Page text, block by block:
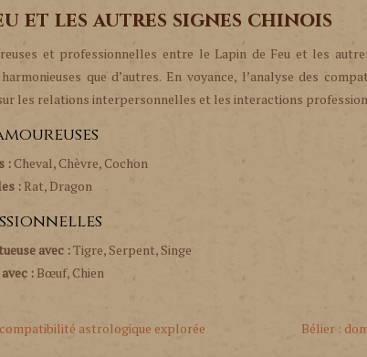
et les autres signes chinois
et professionnelles entre le Lapin de Feu et les
que d’autres. En voyance, l’analyse des
les relations interpersonnelles et les interactions
:Cheval, Chèvre, Cochon
:Rat, Dragon
avec :Tigre, Serpent, Singe
: Bœuf, Chien
astrologique explorée Bélier :